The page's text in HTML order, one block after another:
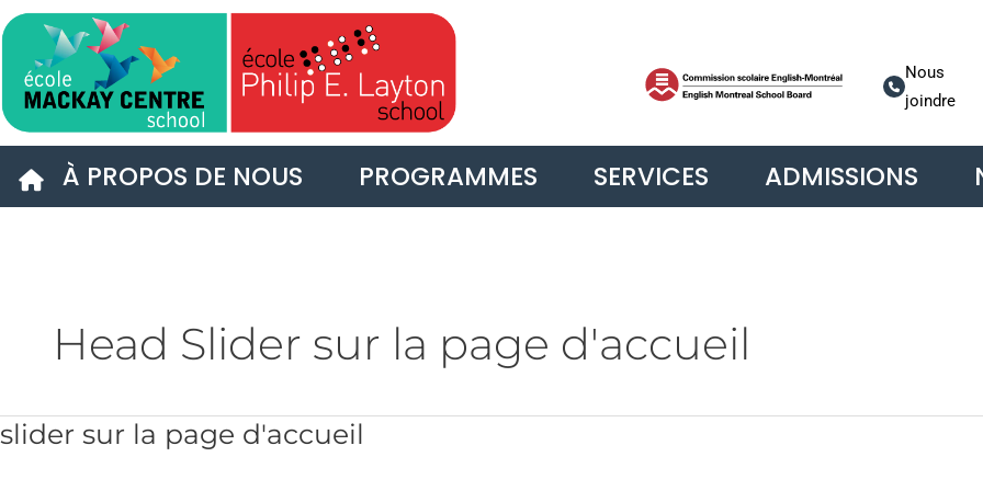
Vignette
Nous
joindre
À PROPOS DE NOUS PROGRAMMES SERVICES ADMISSIONS
Head Slider sur la page d'accueil
slider sur la page d'accueil
slider